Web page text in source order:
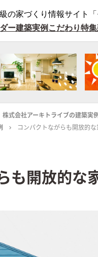
の家づくり情報サイト「
ー建築実例 こだわり特集
株式会社アーキトライブの建築実例
コンパクトながらも開放的な
も開放的な